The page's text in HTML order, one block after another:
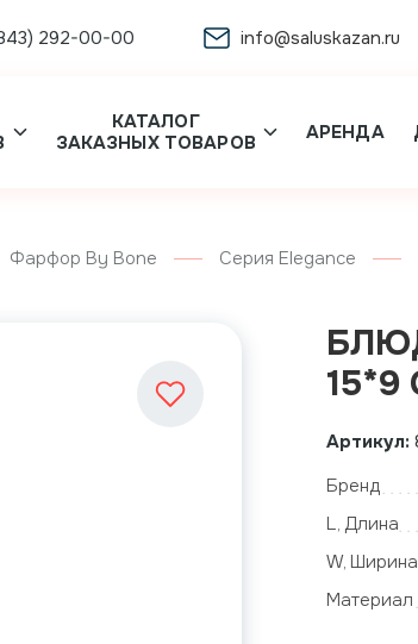
292-00-00 info@saluskazan.ru
КАТАЛОГ
ЗАКАЗНЫХ ТОВАРОВ
АРЕНДА
Фарфор By Bone Серия Elegance
Артикул:
Бренд
L, Длина
W, Ширина
Материал